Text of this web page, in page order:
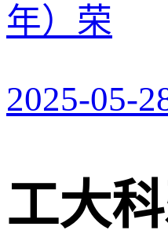
年）荣
2025-05-
工大